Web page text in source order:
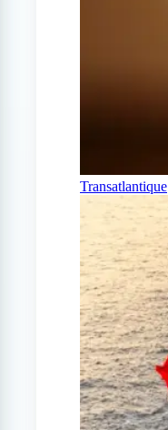
Transatlantique